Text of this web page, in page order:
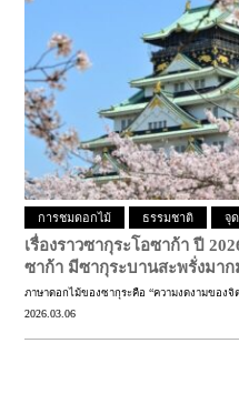
การชมดอกไม้ ธรรมชาติ จุ
เรื่องราวซากุระโอซาก้า ปี
ซาก้า มีซากุระบานสะพรั่งมาก
ภาษาดอกไม้ของซากุระคือ “ความงดงามของจิ
2026.03.06